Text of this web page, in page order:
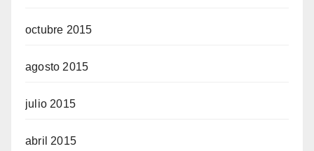
octubre 2015
agosto 2015
julio 2015
abril 2015